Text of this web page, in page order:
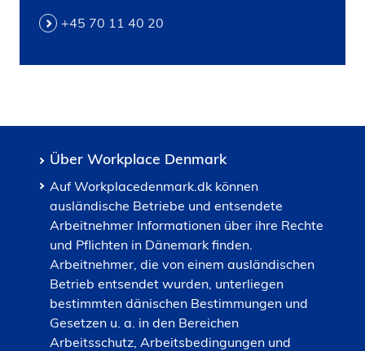
+45 70 11 40 20
Über Workplace Denmark
Auf Workplacedenmark.dk können
ausländische Betriebe und entsendete
Arbeitnehmer Informationen über ihre Rechte
und Pflichten in Dänemark finden.
Arbeitnehmer, die von einem ausländischen
Betrieb entsendet wurden, unterliegen
bestimmten dänischen Bestimmungen und
Gesetzen u. a. in den Bereichen
Arbeitsschutz, Arbeitsbedingungen und